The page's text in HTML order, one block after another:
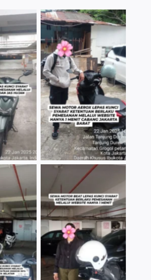
TNo Caption
TNo Caption